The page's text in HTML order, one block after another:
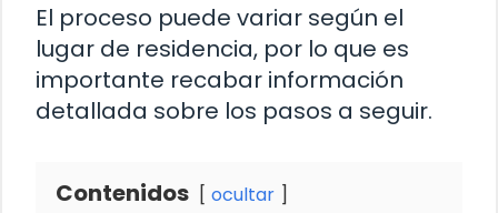
El proceso puede variar según el
lugar de residencia, por lo que es
importante recabar información
detallada sobre los pasos a seguir.
Contenidos ocultar